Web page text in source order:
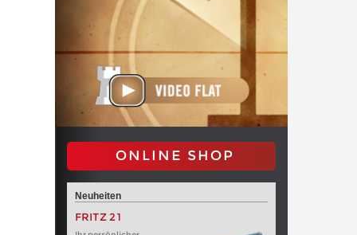
ONLINE SHOP
Neuheiten
FRITZ 21